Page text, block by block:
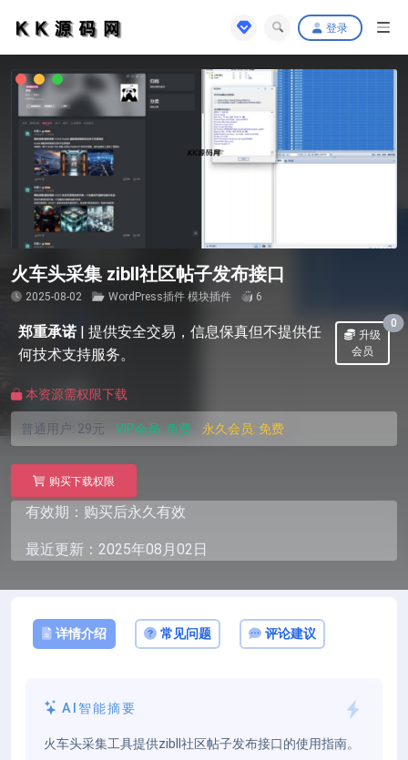
登录
火车头采集 zibll社区帖子发布接口
2025-08-02 WordPress插件 模块插件 6
郑重承诺 | 提供安全交易，信息保真但不提供任
何技术支持服务。
升级
会员
0
本资源需权限下载
普通用户: 29元 VIP会员: 免费 永久会员: 免费
购买下载权限
有效期：购买后永久有效
最近更新：2025年08月02日
详情介绍 常见问题 评论建议
AI智能摘要
火车头采集工具提供zibll社区帖子发布接口的使用指南。